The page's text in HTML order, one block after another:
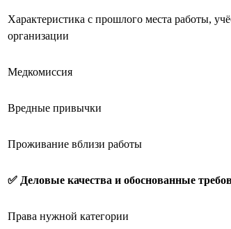
Характеристика с прошлого места работы,
организации
Медкомиссия
Вредные привычки
Проживание вблизи работы
✅ Деловые качества и обоснованные
Права нужной категории